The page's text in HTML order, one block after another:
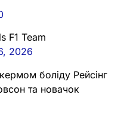
F1 Team
2026
боліду Рейсінг
та новачок